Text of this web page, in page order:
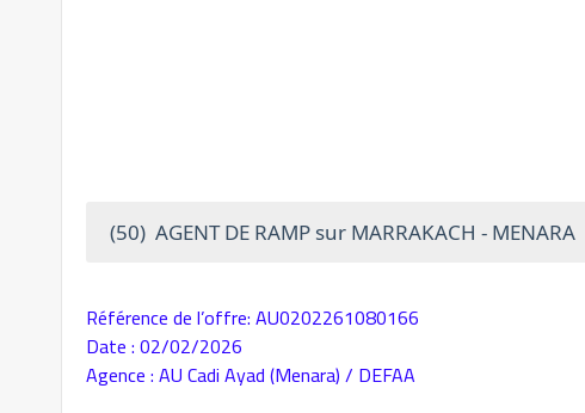
(50) AGENT DE RAMP sur MARRAKACH - MENARA
Référence de l’offre: AU0202261080166
Date : 02/02/2026
Agence : AU Cadi Ayad (Menara) / DEFAA